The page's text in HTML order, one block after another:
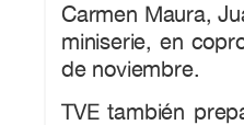
Carmen Maura,
miniserie, en
de noviembre.
TVE también